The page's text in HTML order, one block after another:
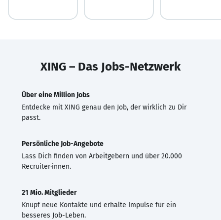
XING – Das Jobs-Netzwerk
Über eine Million Jobs
Entdecke mit XING genau den Job, der wirklich zu Dir
passt.
Persönliche Job-Angebote
Lass Dich finden von Arbeitgebern und über 20.000
Recruiter·innen.
21 Mio. Mitglieder
Knüpf neue Kontakte und erhalte Impulse für ein
besseres Job-Leben.